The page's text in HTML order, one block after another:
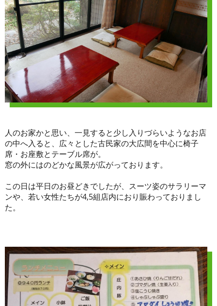
人のお家かと思い、一見すると少し入りづらいようなお店
の中へ入ると、広々とした古民家の大広間を中心に椅子
席・お座敷とテーブル席が。
窓の外にはのどかな風景が広がっております。
この日は平日のお昼どきでしたが、スーツ姿のサラリーマ
ンや、若い女性たちが4,5組店内におり賑わっておりまし
た。